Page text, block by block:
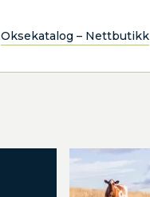
Oksekatalog – Nettbutikk